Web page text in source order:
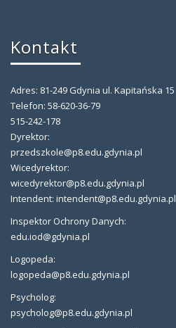
Kontakt
Adres: 81-249 Gdynia ul. Kapitańska 15
Telefon: 58-620-36-79
515-242-178
Dyrektor:
przedszkole@p8.edu.gdynia.pl
Wicedyrektor:
wicedyrektor@p8.edu.gdynia.pl
Intendent: intendent@p8.edu.gdynia.pl
Inspektor Ochrony Danych:
edu.iod@gdynia.pl
Logopeda:
logopeda@p8.edu.gdynia.pl
Psycholog:
psycholog@p8.edu.gdynia.pl